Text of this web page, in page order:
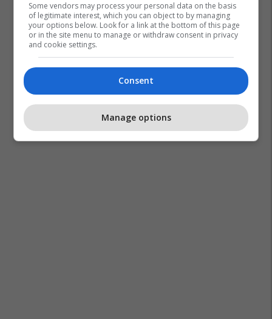
Lufta Në Iran
Some vendors may process your personal data on the basis
of legitimate interest, which you can object to by managing
your options below. Look for a link at the bottom of this page
or in the site menu to manage or withdraw consent in privacy
and cookie settings.
Consent
Manage options